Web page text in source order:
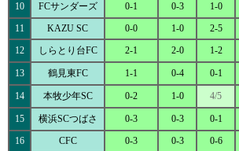
10 FCサンダーズ 0-1 0-3 1-0
11
KAZU SC 0-0 1-0 2-5
12
しらとり台FC 2-1 2-0 1-2
13 鶴見東FC 1-1 0-4 0-1
14 本牧少年SC 0-2 1-0 4/5
15 横浜SCつばさ 0-3 0-3 0-1
16
CFC 0-3 0-3 0-6